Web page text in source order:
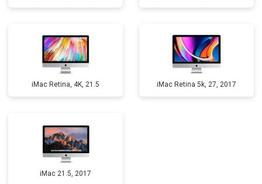
iMac Retina, 4K, 21.5 iMac Retina 5k, 27, 2017
iMac 21.5, 2017